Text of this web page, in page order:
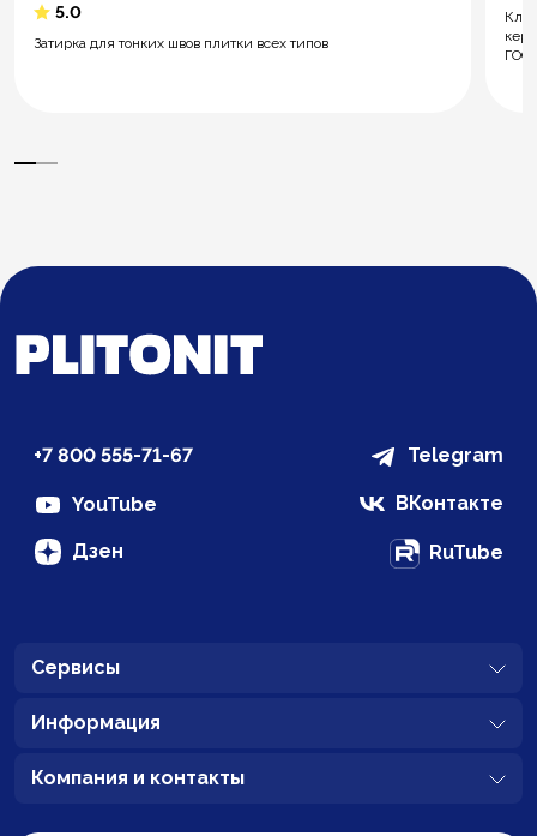
5.0
Затирка для тонких швов плитки всех типов
+7 800 555-71-67 Telegram
YouTube ВКонтакте
Дзен RuTube
Сервисы
Информация
Компания и контакты